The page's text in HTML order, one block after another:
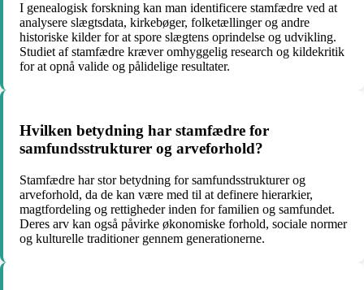
I genealogisk forskning kan man identificere stamfædre ved at
analysere slægtsdata, kirkebøger, folketællinger og andre
historiske kilder for at spore slægtens oprindelse og udvikling.
Studiet af stamfædre kræver omhyggelig research og kildekritik
for at opnå valide og pålidelige resultater.
Hvilken betydning har stamfædre for
samfundsstrukturer og arveforhold?
Stamfædre har stor betydning for samfundsstrukturer og
arveforhold, da de kan være med til at definere hierarkier,
magtfordeling og rettigheder inden for familien og samfundet.
Deres arv kan også påvirke økonomiske forhold, sociale normer
og kulturelle traditioner gennem generationerne.